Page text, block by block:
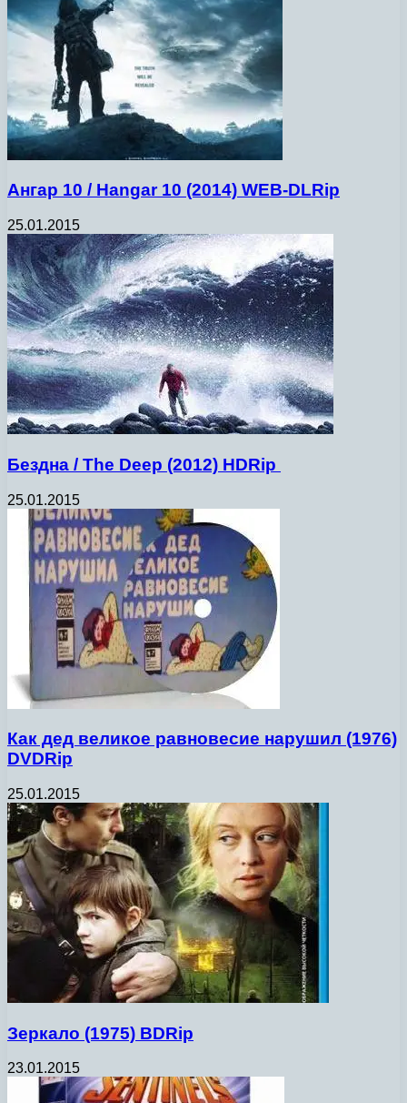
Ангар 10 / Hangar 10 (2014) WEB-DLRip
25.01.2015
Бездна / The Deep (2012) НDRip
25.01.2015
Как дед великое равновесие нарушил (1976)
DVDRip
25.01.2015
Зеркало (1975) BDRip
23.01.2015